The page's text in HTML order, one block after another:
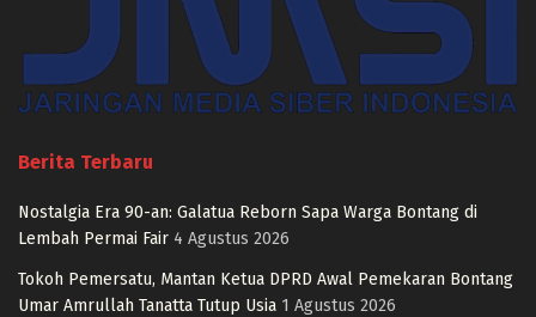
Berita Terbaru
Nostalgia Era 90-an: Galatua Reborn Sapa Warga Bontang di
Lembah Permai Fair 4 Agustus 2026
Tokoh Pemersatu, Mantan Ketua DPRD Awal Pemekaran Bontang
Umar Amrullah Tanatta Tutup Usia 1 Agustus 2026